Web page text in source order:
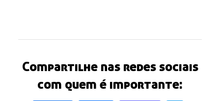
Compartilhe nas redes sociais
com quem é importante: